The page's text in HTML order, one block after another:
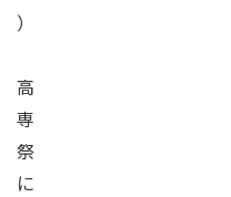
）
高
専
祭
に